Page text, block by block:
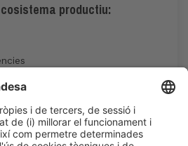
productiu:
Area - Stand Acció